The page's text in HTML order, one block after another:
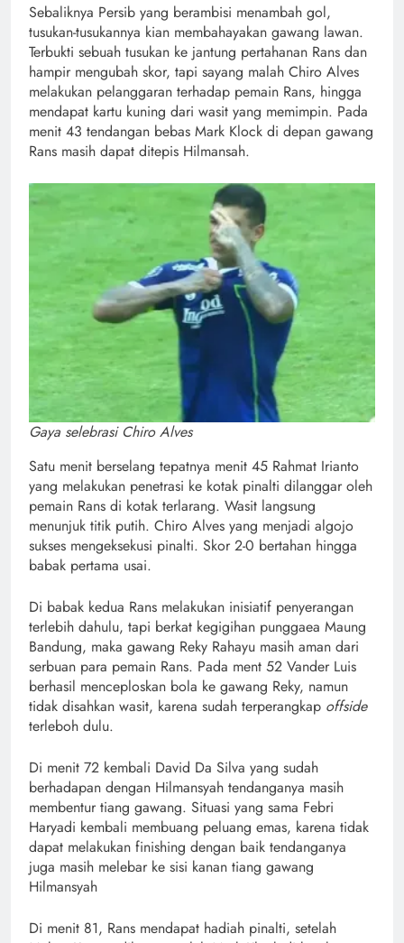
Sebaliknya Persib yang berambisi menambah gol,
tusukan-tusukannya kian membahayakan gawang lawan.
Terbukti sebuah tusukan ke jantung pertahanan Rans dan
hampir mengubah skor, tapi sayang malah Chiro Alves
melakukan pelanggaran terhadap pemain Rans, hingga
mendapat kartu kuning dari wasit yang memimpin. Pada
menit 43 tendangan bebas Mark Klock di depan gawang
Rans masih dapat ditepis Hilmansah.
Gaya selebrasi Chiro Alves
Satu menit berselang tepatnya menit 45 Rahmat Irianto
yang melakukan penetrasi ke kotak pinalti dilanggar oleh
pemain Rans di kotak terlarang. Wasit langsung
menunjuk titik putih. Chiro Alves yang menjadi algojo
sukses mengeksekusi pinalti. Skor 2-0 bertahan hingga
babak pertama usai.
Di babak kedua Rans melakukan inisiatif penyerangan
terlebih dahulu, tapi berkat kegigihan punggaea Maung
Bandung, maka gawang Reky Rahayu masih aman dari
serbuan para pemain Rans. Pada ment 52 Vander Luis
berhasil menceploskan bola ke gawang Reky, namun
tidak disahkan wasit, karena sudah terperangkap offside
terleboh dulu.
Di menit 72 kembali David Da Silva yang sudah
berhadapan dengan Hilmansyah tendanganya masih
membentur tiang gawang. Situasi yang sama Febri
Haryadi kembali membuang peluang emas, karena tidak
dapat melakukan finishing dengan baik tendanganya
juga masih melebar ke sisi kanan tiang gawang
Hilmansyah
Di menit 81, Rans mendapat hadiah pinalti, setelah